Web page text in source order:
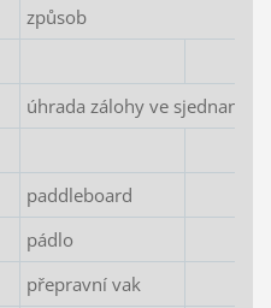
způsob
úhrada zálohy ve sjednané
paddleboard
pádlo
přepravní vak